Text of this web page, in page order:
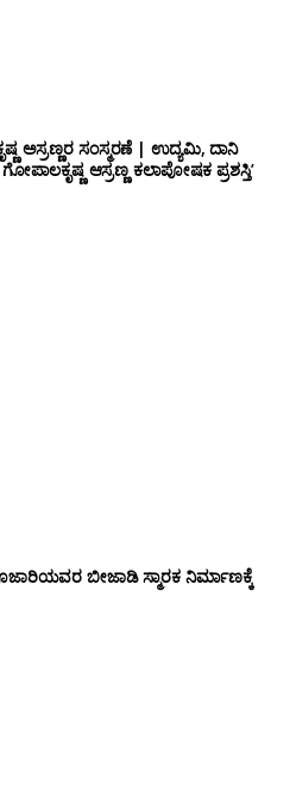
ಅಸ್ರಣ್ಣರ ಸಂಸ್ಮರಣೆ | ಉದ್ಯಮಿ, ದಾನಿ
ಆಸ್ರಣ್ಣ ಕಲಾಪೋಷಕ ಪ್ರಶಸ್ತಿ’
ಬೀಜಾಡಿ ಸ್ಮಾರಕ ನಿರ್ಮಾಣಕ್ಕೆ